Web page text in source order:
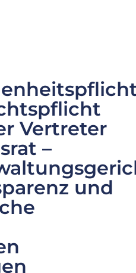
Vertreter
–
und